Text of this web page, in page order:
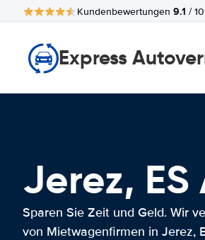
Kundenbewertungen 9.1 / 10
Express
Jerez, ES
Sparen Sie Zeit und Geld. Wir
von Mietwagenfirmen in Jerez,